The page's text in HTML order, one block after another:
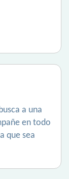
a una
en todo
que sea